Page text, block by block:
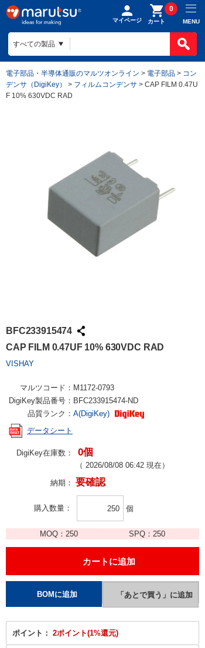
マイページ カート
0
MENU
電子部品・半導体通販のマルツオンライン > 電子部品 > コン
デンサ（DigiKey）
> フィルムコンデンサ > CAP FILM 0.47U
F 10% 630VDC RAD
BFC233915474
CAP FILM 0.47UF 10% 630VDC RAD
VISHAY
マルツコード： M1172-0793
DigiKey製品番号： BFC233915474-ND
品質ランク： A(DigiKey)
データシート
DigiKey在庫数： 0個
（ 2026/08/08 06:42 現在）
納期： 要確認
購入数量 個
MOQ：250 SPQ： 250
ポイント： 2ポイント(1%還元)